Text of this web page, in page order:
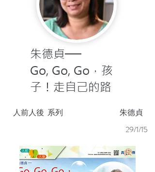
朱德貞──
Go, Go, Go，孩
子！走自己的路
朱德貞
人前人後 系列
29/1/15